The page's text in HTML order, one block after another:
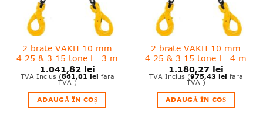
2 brate VAKH 10 mm
4.25 & 3.15 tone L=3 m
1.041,82 lei
TVA Inclus (861,01 lei fara
TVA )
ADAUGĂ ÎN COȘ
2 brate VAKH 10 mm
4.25 & 3.15 tone L=4 m
1.180,27 lei
TVA Inclus (975,43 lei fara
TVA )
ADAUGĂ ÎN COȘ